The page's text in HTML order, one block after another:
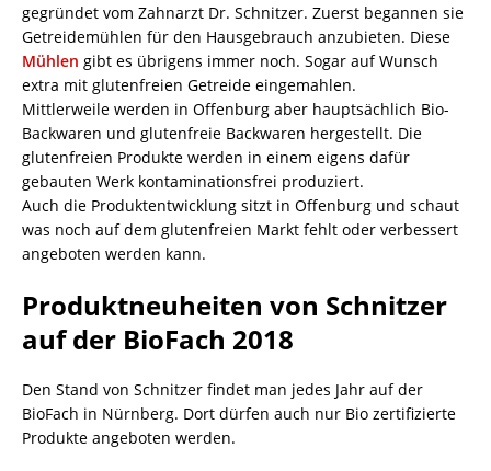
gegründet vom Zahnarzt Dr. Schnitzer. Zuerst begannen sie
Getreidemühlen für den Hausgebrauch anzubieten. Diese
Mühlen gibt es übrigens immer noch. Sogar auf Wunsch
extra mit glutenfreien Getreide eingemahlen.
Mittlerweile werden in Offenburg aber hauptsächlich Bio-
Backwaren und glutenfreie Backwaren hergestellt. Die
glutenfreien Produkte werden in einem eigens dafür
gebauten Werk kontaminationsfrei produziert.
Auch die Produktentwicklung sitzt in Offenburg und schaut
was noch auf dem glutenfreien Markt fehlt oder verbessert
angeboten werden kann.
Produktneuheiten von Schnitzer
auf der BioFach 2018
Den Stand von Schnitzer findet man jedes Jahr auf der
BioFach in Nürnberg. Dort dürfen auch nur Bio zertifizierte
Produkte angeboten werden.